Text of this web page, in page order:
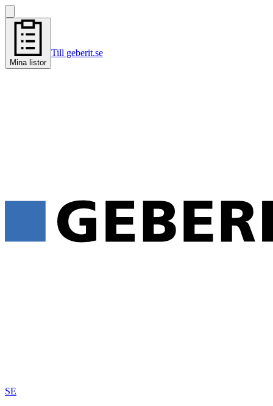
Mina listor
Till geberit.se
SE